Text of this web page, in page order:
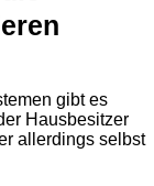
gibt es
Hausbesitzer
allerdings selbst